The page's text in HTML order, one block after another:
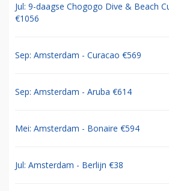
Jul: 9-daagse Chogogo Dive & Beach
€1056
Sep: Amsterdam - Curacao €569
Sep: Amsterdam - Aruba €614
Mei: Amsterdam - Bonaire €594
Jul: Amsterdam - Berlijn €38